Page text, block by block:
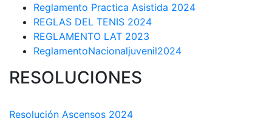
Reglamento Practica Asistida 2024
REGLAS DEL TENIS 2024
REGLAMENTO LAT 2023
ReglamentoNacionaljuvenil2024
RESOLUCIONES
Resolución Ascensos 2024